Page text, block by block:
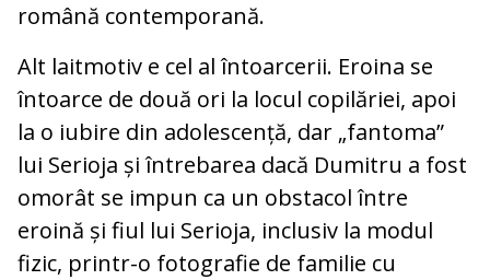
română contemporană.
Alt laitmotiv e cel al întoarcerii. Eroina se
întoarce de două ori la locul copilăriei, apoi
la o iubire din adolescență, dar „fantoma”
lui Serioja și întrebarea dacă Dumitru a fost
omorât se impun ca un obstacol între
eroină și fiul lui Serioja, inclusiv la modul
fizic, printr-o fotografie de familie cu